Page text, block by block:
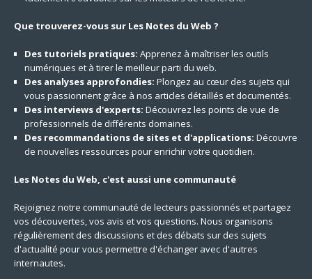
Que trouverez-vous sur Les Notes du Web ?
Des tutoriels pratiques: Apprenez à maîtriser les outils
numériques et à tirer le meilleur parti du web.
Des analyses approfondies: Plongez au cœur des sujets qui
vous passionnent grâce à nos articles détaillés et documentés.
Des interviews d'experts: Découvrez les points de vue de
professionnels de différents domaines.
Des recommandations de sites et d'applications: Découvre
de nouvelles ressources pour enrichir votre quotidien.
Les Notes du Web, c'est aussi une communauté
Rejoignez notre communauté de lecteurs passionnés et partagez
vos découvertes, vos avis et vos questions. Nous organisons
régulièrement des discussions et des débats sur des sujets
d'actualité pour vous permettre d'échanger avec d'autres
internautes.